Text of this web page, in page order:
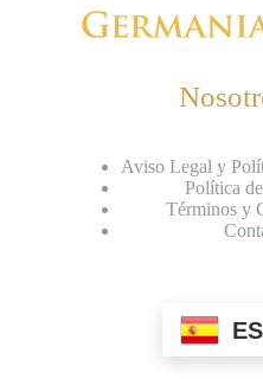
Aviso Legal y
Política
Términos y
ES